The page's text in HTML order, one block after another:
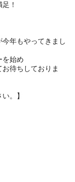
！
年もやってきまし
を始め
待ちしておりま
。】